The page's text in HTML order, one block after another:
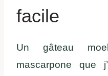
facile
Un gâteau
mascarpone que